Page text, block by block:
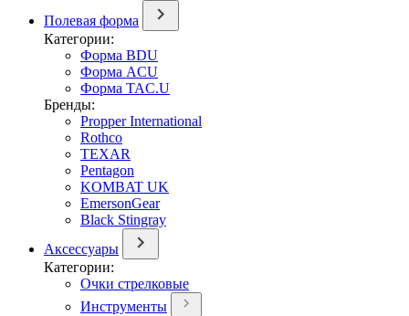
Полевая форма
Категории:
Форма BDU
Форма ACU
Форма TAC.U
Бренды:
Propper International
Rothco
TEXAR
Pentagon
KOMBAT UK
EmersonGear
Black Stingray
Аксессуары
Категории:
Очки стрелковые
Инструменты